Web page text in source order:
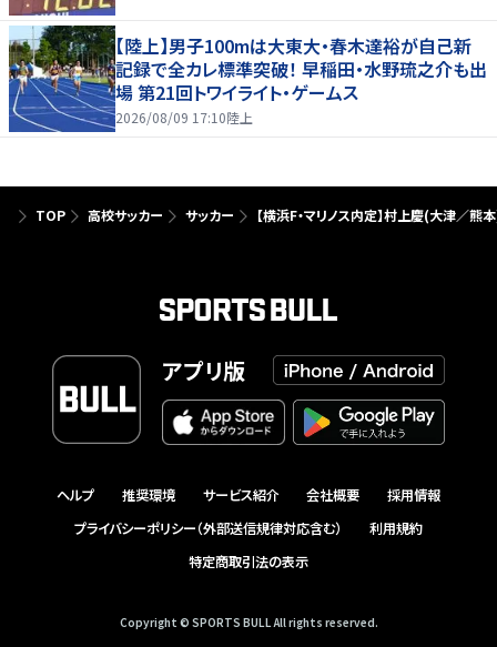
【陸上】男子100mは大東大・春木達裕が自己新
記録で全カレ標準突破！ 早稲田・水野琉之介も出
場 第21回トワイライト・ゲームス
2026/08/09 17:10陸上
TOP 高校サッカー サッカー 【横浜F・マリノス内定】村上慶(大津／
アプリ版
ヘルプ 推奨環境 サービス紹介 会社概要
採用情報
プライバシーポリシー（外部送信規律対応含む）
利用規約
特定商取引法の表示
Copyright © SPORTS BULL All rights reserved.